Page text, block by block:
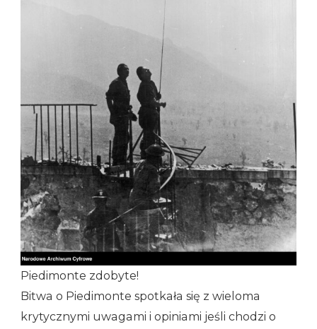
Piedimonte zdobyte!
Bitwa o Piedimonte spotkała się z wieloma
krytycznymi uwagami i opiniami jeśli chodzi o